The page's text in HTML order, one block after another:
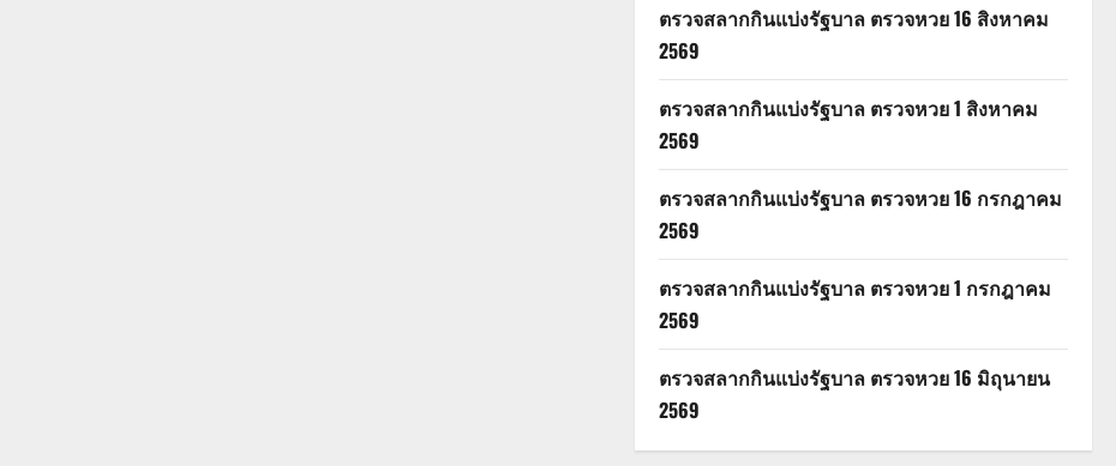
ตรวจสลากกินแบ่งรัฐบาล ตรวจหวย 16 สิงหาคม
2569
ตรวจสลากกินแบ่งรัฐบาล ตรวจหวย 1 สิงหาคม
2569
ตรวจสลากกินแบ่งรัฐบาล ตรวจหวย 16 กรกฎาคม
2569
ตรวจสลากกินแบ่งรัฐบาล ตรวจหวย 1 กรกฎาคม
2569
ตรวจสลากกินแบ่งรัฐบาล ตรวจหวย 16 มิถุนายน
2569